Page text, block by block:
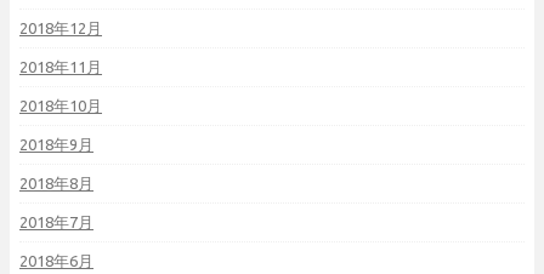
2018年12月
2018年11月
2018年10月
2018年9月
2018年8月
2018年7月
2018年6月